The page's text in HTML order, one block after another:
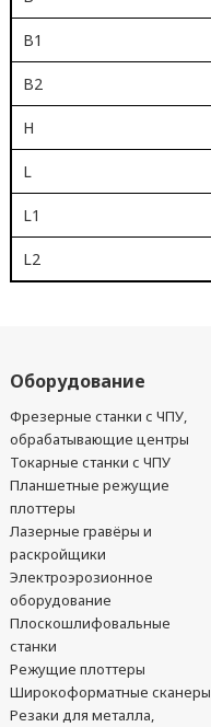
B1
B2
H
L
L1
L2
Оборудование
Фрезерные станки с ЧПУ,
обрабатывающие центры
Токарные станки с ЧПУ
Планшетные режущие
плоттеры
Лазерные гравёры и
раскройщики
Электроэрозионное
оборудование
Плоскошлифовальные
станки
Режущие плоттеры
Широкоформатные сканеры
Резаки для металла,